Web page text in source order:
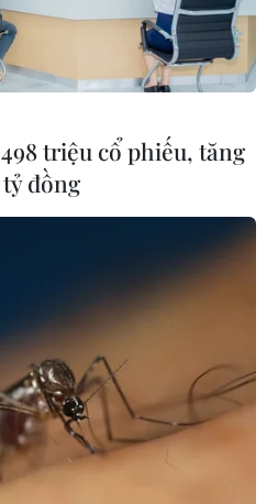
triệu cổ phiếu, tăng
tỷ đồng